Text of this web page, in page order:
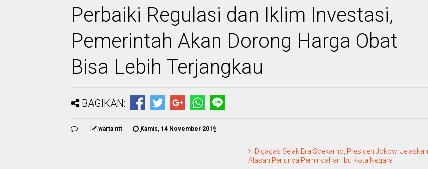
Perbaiki Regulasi dan Iklim Investasi,
Pemerintah Akan Dorong Harga Obat
Bisa Lebih Terjangkau
BAGIKAN:
warta ntt Kamis, 14 November 2019
Digagas Sejak Era Soekarno, Presiden Jokowi Jelaskan
Alasan Perlunya Pemindahan Ibu Kota Negara